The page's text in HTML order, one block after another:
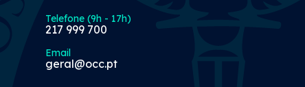
Telefone (9h - 17h)
217 999 700
Email
geral@occ.pt